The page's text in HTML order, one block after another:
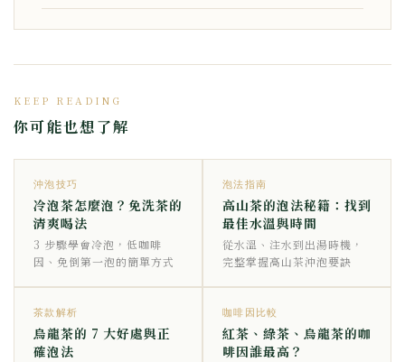
KEEP READING
你可能也想了解
沖泡技巧
冷泡茶怎麼泡？免洗茶的
清爽喝法
3 步驟學會冷泡，低咖啡
因、免倒第一泡的簡單方式
泡法指南
高山茶的泡法秘籍：找到
最佳水溫與時間
從水溫、注水到出湯時機，
完整掌握高山茶沖泡要訣
茶款解析
烏龍茶的 7 大好處與正
確泡法
咖啡因比較
紅茶、綠茶、烏龍茶的咖
啡因誰最高？